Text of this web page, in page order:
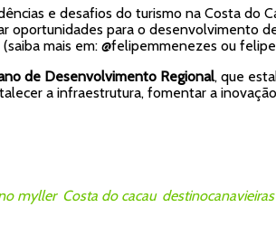
e desafios do turismo na Costa do
para o desenvolvimento
mais em: @felipemmenezes ou
de Desenvolvimento Regional, que
a infraestrutura, fomentar a
myller, Costa do cacau, destinocanavieiras,